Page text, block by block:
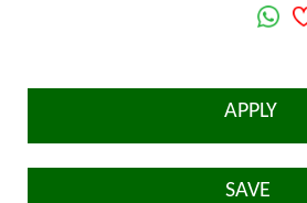
APPLY
SAVE